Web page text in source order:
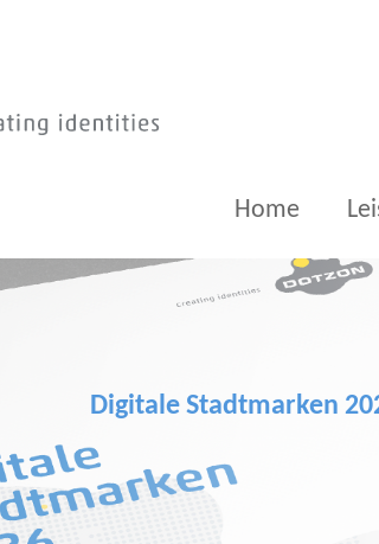
Home
Digitale Stadtmarken